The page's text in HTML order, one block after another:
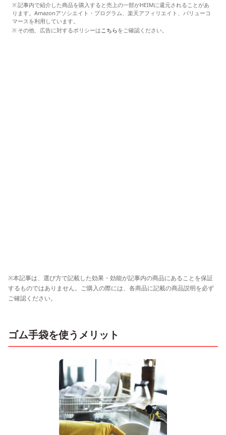
記事内で紹介した商品を購入すると売上の一部がHEIMに還元されることがあ
ります。Amazonアソシエイト・プログラム、楽天アフィリエイト、バリューコ
マースを利用しています。
その他、広告に対するポリシーはこちらをご確認ください。
※本記事は、選び方で記載した効果・効能が記事内の商品にあることを保証
するものではありません。ご購入の際には、各商品に記載の商品説明を必ず
ご確認ください。
ゴム手袋を使うメリット